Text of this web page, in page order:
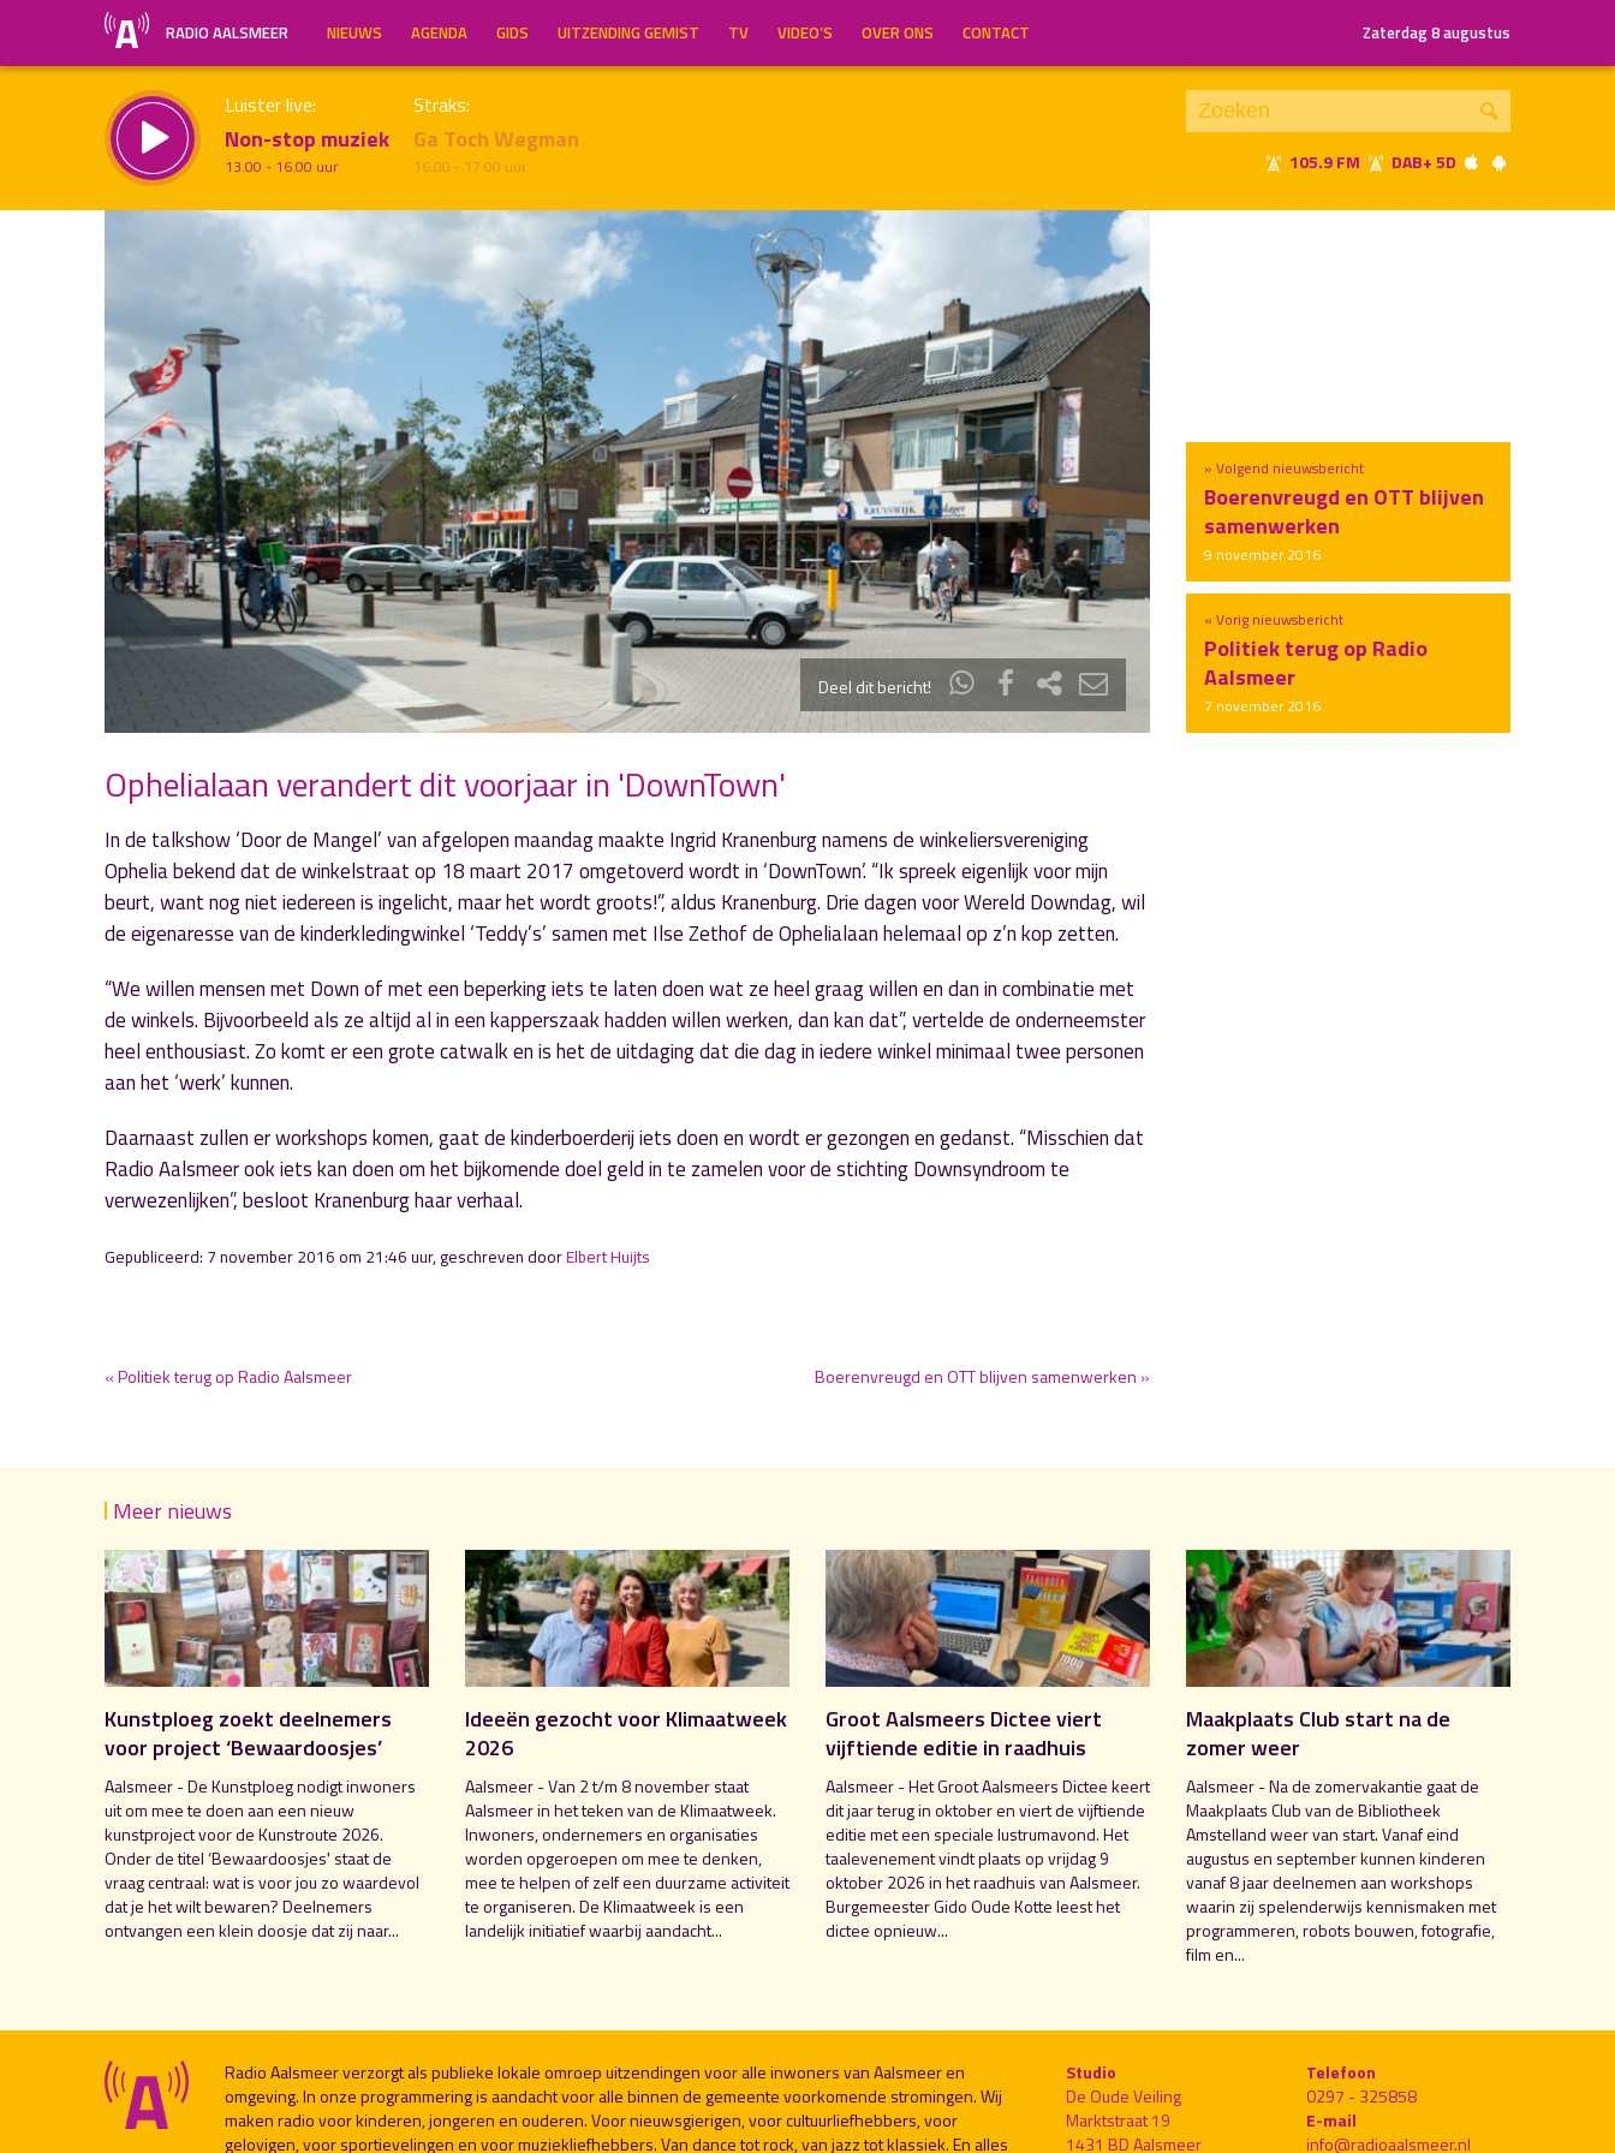
RADIO AALSMEER NIEUWS AGENDA GIDS UITZENDING GEMIST TV VIDEO’S OVER ONS CONTACT Zaterdag 8 augustus
Luister live:
Non-stop muziek
13.00 - 16.00 uur
Straks:
Ga Toch Wegman
16.00 - 17.00 uur 105.9 FM DAB+ 5D
Inklappen
Deel dit bericht!
« Vorig nieuwsbericht
Politiek terug op Radio
Aalsmeer
7 november 2016
» Volgend nieuwsbericht
Boerenvreugd en OTT blijven
samenwerken
9 november 2016
Ophelialaan verandert dit voorjaar in 'DownTown'
In de talkshow ‘Door de Mangel’ van afgelopen maandag maakte Ingrid Kranenburg namens de winkeliersvereniging
Ophelia bekend dat de winkelstraat op 18 maart 2017 omgetoverd wordt in ‘DownTown’. “Ik spreek eigenlijk voor mijn
beurt, want nog niet iedereen is ingelicht, maar het wordt groots!”, aldus Kranenburg. Drie dagen voor Wereld Downdag, wil
de eigenaresse van de kinderkledingwinkel ‘Teddy’s’ samen met Ilse Zethof de Ophelialaan helemaal op z’n kop zetten.
“We willen mensen met Down of met een beperking iets te laten doen wat ze heel graag willen en dan in combinatie met
de winkels. Bijvoorbeeld als ze altijd al in een kapperszaak hadden willen werken, dan kan dat”, vertelde de onderneemster
heel enthousiast. Zo komt er een grote catwalk en is het de uitdaging dat die dag in iedere winkel minimaal twee personen
aan het ‘werk’ kunnen.
Daarnaast zullen er workshops komen, gaat de kinderboerderij iets doen en wordt er gezongen en gedanst. “Misschien dat
Radio Aalsmeer ook iets kan doen om het bijkomende doel geld in te zamelen voor de stichting Downsyndroom te
verwezenlijken”, besloot Kranenburg haar verhaal.
Gepubliceerd: 7 november 2016 om 21:46 uur, geschreven doorElbert Huijts
« Politiek terug op Radio Aalsmeer Boerenvreugd en OTT blijven samenwerken »
Meer nieuws
Kunstploeg zoekt deelnemers
voor project ‘Bewaardoosjes’
Aalsmeer - De Kunstploeg nodigt inwoners
uit om mee te doen aan een nieuw
kunstproject voor de Kunstroute 2026.
Onder de titel ‘Bewaardoosjes' staat de
vraag centraal: wat is voor jou zo waardevol
dat je het wilt bewaren? Deelnemers
ontvangen een klein doosje dat zij naar...
Ideeën gezocht voor Klimaatweek
2026
Aalsmeer - Van 2 t/m 8 november staat
Aalsmeer in het teken van de Klimaatweek.
Inwoners, ondernemers en organisaties
worden opgeroepen om mee te denken,
mee te helpen of zelf een duurzame activiteit
te organiseren. De Klimaatweek is een
landelijk initiatief waarbij aandacht...
Groot Aalsmeers Dictee viert
vijftiende editie in raadhuis
Aalsmeer - Het Groot Aalsmeers Dictee keert
dit jaar terug in oktober en viert de vijftiende
editie met een speciale lustrumavond. Het
taalevenement vindt plaats op vrijdag 9
oktober 2026 in het raadhuis van Aalsmeer.
Burgemeester Gido Oude Kotte leest het
dictee opnieuw...
Maakplaats Club start na de
zomer weer
Aalsmeer - Na de zomervakantie gaat de
Maakplaats Club van de Bibliotheek
Amstelland weer van start. Vanaf eind
augustus en september kunnen kinderen
vanaf 8 jaar deelnemen aan workshops
waarin zij spelenderwijs kennismaken met
programmeren, robots bouwen, fotografie,
film en...
Radio Aalsmeer verzorgt als publieke lokale omroep uitzendingen voor alle inwoners van Aalsmeer en
omgeving. In onze programmering is aandacht voor alle binnen de gemeente voorkomende stromingen. Wij
maken radio voor kinderen, jongeren en ouderen. Voor nieuwsgierigen, voor cultuurliefhebbers, voor
gelovigen, voor sportievelingen en voor muziekliefhebbers. Van dance tot rock, van jazz tot klassiek. En alles
Studio
De Oude Veiling
Marktstraat 19
1431 BD Aalsmeer
Telefoon
0297 - 325858
E-mail
info@radioaalsmeer.nl